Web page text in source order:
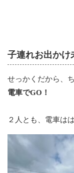
子連れお出かけ
せっかくだから、
電車でGO！
２人とも、電車は